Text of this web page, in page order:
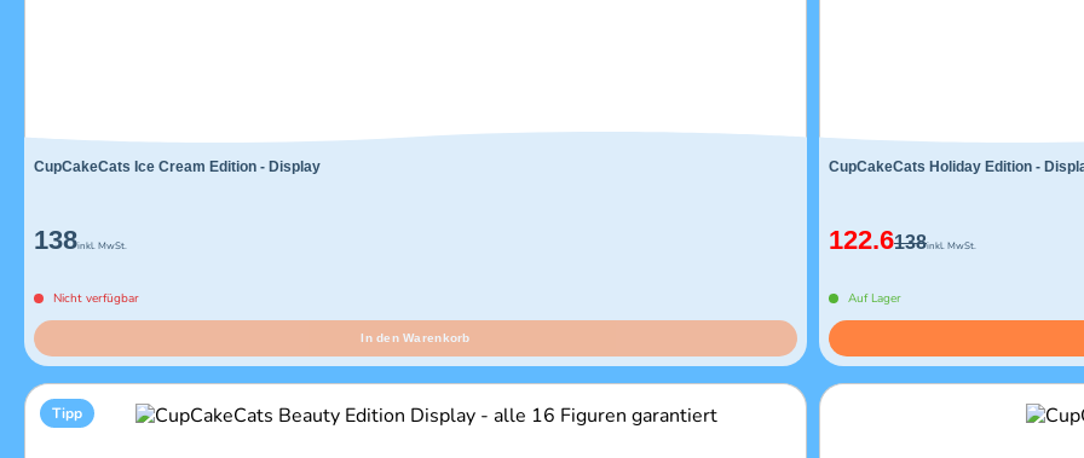
CupCakeCats Ice Cream Edition - Display
138inkl. MwSt.
Nicht verfügbar
In den Warenkorb
CupCakeCats Holiday Edition -
122.6138inkl. MwSt.
Auf Lager
Tipp